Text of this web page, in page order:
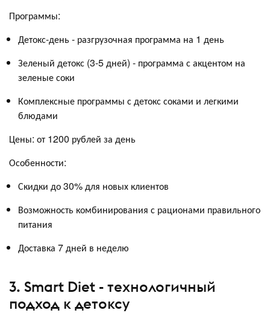
Программы:
Детокс-день - разгрузочная программа на 1 день
Зеленый детокс (3-5 дней) - программа с акцентом на
зеленые соки
Комплексные программы с детокс соками и легкими
блюдами
Цены: от 1200 рублей за день
Особенности:
Скидки до 30% для новых клиентов
Возможность комбинирования с рационами правильного
питания
Доставка 7 дней в неделю
3. Smart Diet - технологичный
подход к детоксу